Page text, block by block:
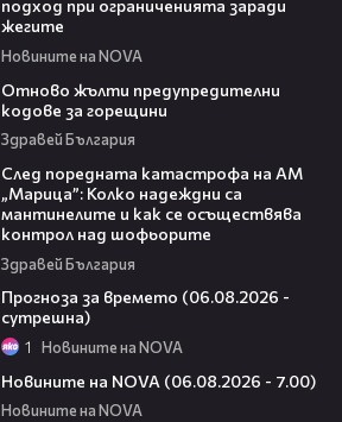
подход при ограниченията заради
жегите
Новините на NOVA
Отново жълти предупредителни
кодове за горещини
Здравей България
След поредната катастрофа на АМ
„Марица”: Колко надеждни са
мантинелите и как се осъществява
контрол над шофьорите
Здравей България
Прогноза за времето (06.08.2026 -
сутрешна)
1 Новините на NOVA
Новините на NOVA (06.08.2026 - 7.00)
Новините на NOVA